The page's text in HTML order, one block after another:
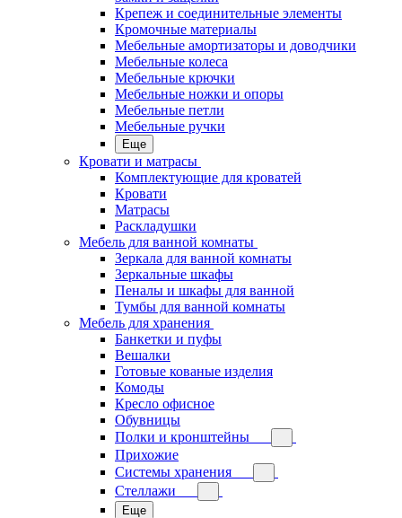
Крепеж и соединительные элементы
Кромочные материалы
Мебельные амортизаторы и доводчики
Мебельные колеса
Мебельные крючки
Мебельные ножки и опоры
Мебельные петли
Мебельные ручки
Еще
Кровати и матрасы
Комплектующие для кроватей
Кровати
Матрасы
Раскладушки
Мебель для ванной комнаты
Зеркала для ванной комнаты
Зеркальные шкафы
Пеналы и шкафы для ванной
Тумбы для ванной комнаты
Мебель для хранения
Банкетки и пуфы
Вешалки
Готовые кованые изделия
Комоды
Кресло офисное
Обувницы
Полки и кронштейны
Прихожие
Системы хранения
Стеллажи
Еще